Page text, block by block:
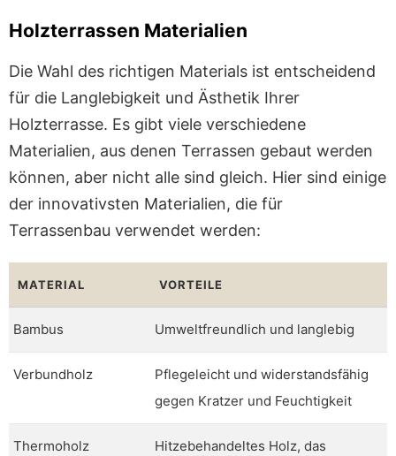
Holzterrassen Materialien
Die Wahl des richtigen Materials ist entscheidend
für die Langlebigkeit und Ästhetik Ihrer
Holzterrasse. Es gibt viele verschiedene
Materialien, aus denen Terrassen gebaut werden
können, aber nicht alle sind gleich. Hier sind einige
der innovativsten Materialien, die für
Terrassenbau verwendet werden:
MATERIAL VORTEILE
Bambus Umweltfreundlich und langlebig
Verbundholz
Pflegeleicht und widerstandsfähig
gegen Kratzer und Feuchtigkeit
Thermoholz
Hitzebehandeltes Holz, das